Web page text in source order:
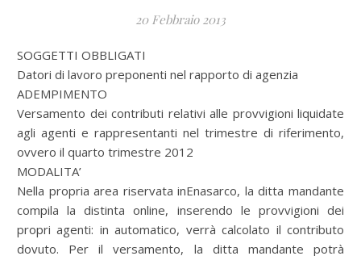
20 Febbraio 2013
SOGGETTI OBBLIGATI
Datori di lavoro preponenti nel rapporto di agenzia
ADEMPIMENTO
Versamento dei contributi relativi alle provvigioni liquidate
agli agenti e rappresentanti nel trimestre di riferimento,
ovvero il quarto trimestre 2012
MODALITA’
Nella propria area riservata inEnasarco, la ditta mandante
compila la distinta online, inserendo le provvigioni dei
propri agenti: in automatico, verrà calcolato il contributo
dovuto. Per il versamento, la ditta mandante potrà